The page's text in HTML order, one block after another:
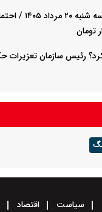
پیش‌ بینی قیمت
رئیس سازمان تعزیرات
سیاست اقتصاد